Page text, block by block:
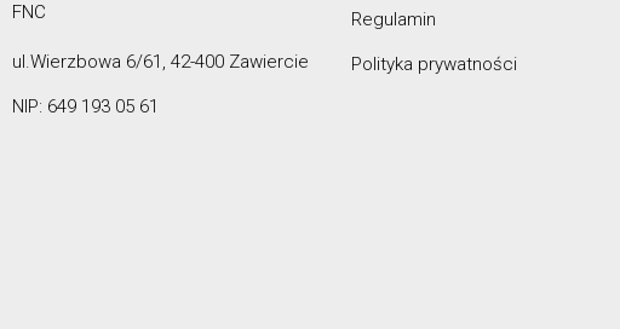
FNC
ul.Wierzbowa 6/61, 42-400 Zawiercie
NIP: 649 193 05 61
Regulamin
Polityka prywatności